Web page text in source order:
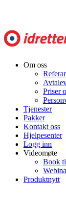
Om oss
Priser
Tjenester
Pakker
Kontakt oss
Hjelpesenter
Logg inn
Videomøte
Book
Produktnytt